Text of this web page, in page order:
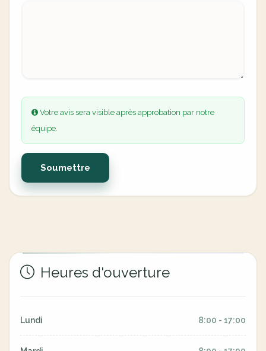
Votre avis sera visible après approbation par notre
équipe.
Soumettre
Heures d'ouverture
Lundi 8:00 - 17:00